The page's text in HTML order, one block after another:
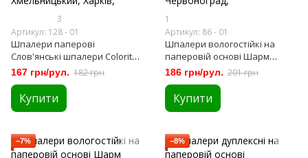
3
Артикул: 128 - 01
Шпалери паперові
Слов'янські шпалери Colorit
В25,4 Слайд білі 0,53 х 10,05м
(128-01)
167 грн/рул. 182 грн
Купити
1
Артикул: 86 - 01
Шпалери вологостійкі на
паперовій основі Шарм
Шамот помаранчевий 0,53 х
10,05м (86-01),
186 грн/рул. 201 грн
Купити
−7% −8%